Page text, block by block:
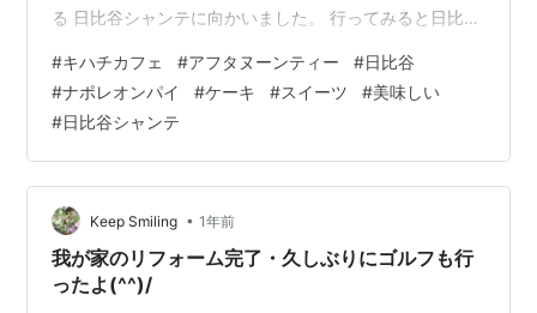
る 日比谷シャンテに向かいました。 行ってみると日比谷
るではありませんか！ きらびやかな場所ですね。 キハチ
カフェのアフタヌーンティーは14時から。 15分前に着い
たら誰も待っていなくて、お店前の椅子に座ろうとした
ら店員さんが 「席が空いてるのでご案内します」 と店内
に誘導してくれました。 ありがたい。 アフタヌーンティ
ーをナポレオンパイのパ…
#キハチカフェ #アフタヌーンティー #日比谷
#ナポレオンパイ #ケーキ #スイーツ #美味しい
#日比谷シャンテ
Keep Smiling • 1年前
我が家のリフォーム完了・久しぶりにゴルフも行
ったよ(^^)/